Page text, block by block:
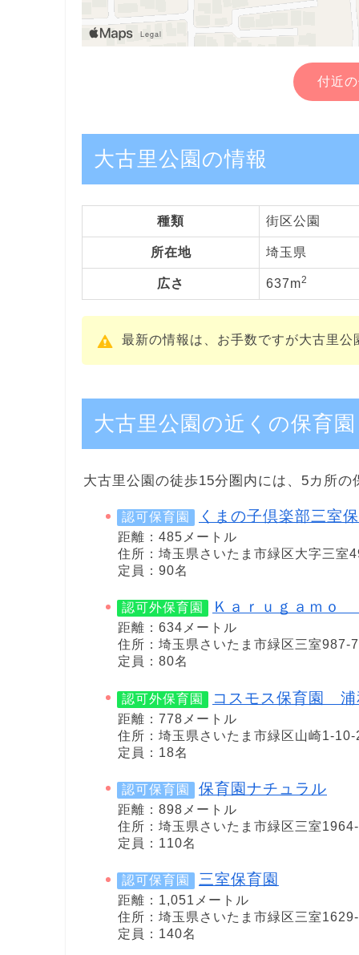
付近
大古里公園の情報
種類 街区公園
所在地 埼玉県
広さ 637m2
最新の情報は、お手数ですが大古里
大古里公園の近くの保育園
大古里公園の徒歩15分圏内には、5カ所の
認可保育園 くまの子倶楽部三室
距離：485メートル
住所：埼玉県さいたま市緑区大字三室
定員：90名
認可外保育園 Ｋａｒｕｇａｍ
距離：634メートル
住所：埼玉県さいたま市緑区三室987-7
定員：80名
認可外保育園 コスモス保育園 浦
距離：778メートル
住所：埼玉県さいたま市緑区山崎1-10-
定員：18名
認可保育園 保育園ナチュラル
距離：898メートル
住所：埼玉県さいたま市緑区三室
定員：110名
認可保育園 三室保育園
距離：1,051メートル
住所：埼玉県さいたま市緑区三室
定員：140名